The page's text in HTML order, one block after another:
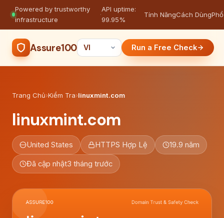
Powered by trustworthy
infrastructure
·
API uptime:
99.95%
Tính NăngCách Dùng
Assure100 Run a Free Check
Trang Chủ›Kiểm Tra›linuxmint.com
linuxmint.com
United States HTTPS Hợp Lệ 19.9 năm
Đã cập nhật3 tháng trước